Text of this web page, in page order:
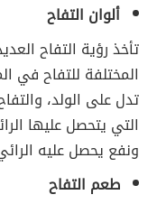
ألوان التفاح
تأخذ رؤية التفاح
المختلفة للتفاح في
تدل على الولد،
التي يتحصل عليها
ونفع يحصل عليه
طعم التفاح